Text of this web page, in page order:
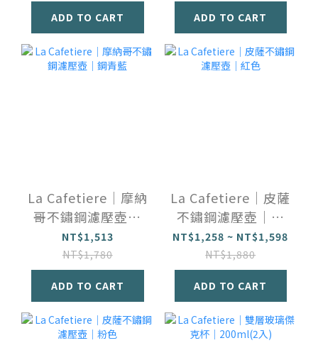
ADD TO CART ADD TO CART
La Cafetiere｜摩納
哥不鏽鋼濾壓壺｜
鋼青藍
NT$1,513
NT$1,780
ADD TO CART
La Cafetiere｜皮薩
不鏽鋼濾壓壺｜紅
色
NT$1,258 ~ NT$1,598
NT$1,880
ADD TO CART